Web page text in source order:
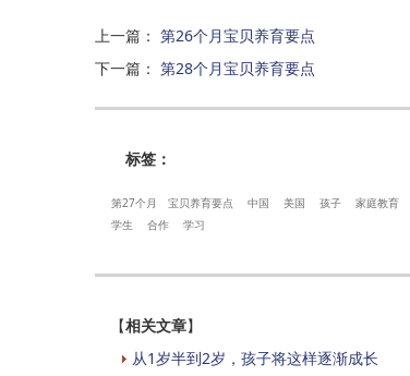
上一篇 ： 第26个月宝贝养育要点
下一篇 ： 第28个月宝贝养育要点
标签：
第27个月 宝贝养育要点 中国 美国 孩子 家庭教育
学生
合作 学习
【相关文章】
从1岁半到2岁，孩子将这样逐渐成长